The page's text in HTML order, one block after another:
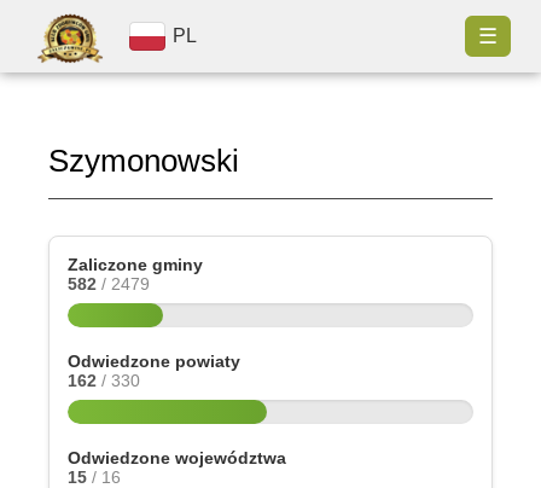
PL ☰
Szymonowski
Zaliczone gminy
582 / 2479
Odwiedzone powiaty
162 / 330
Odwiedzone województwa
15 / 16